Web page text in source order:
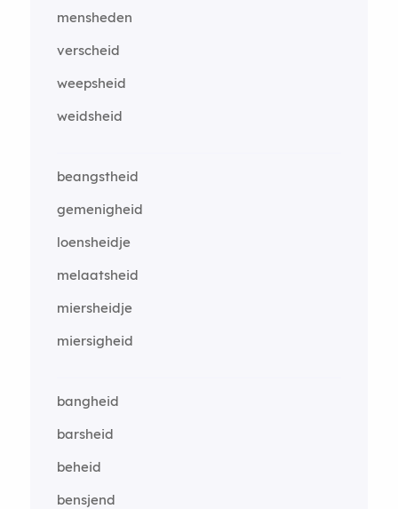
mensheden
verscheid
weepsheid
weidsheid
beangstheid
gemenigheid
loensheidje
melaatsheid
miersheidje
miersigheid
bangheid
barsheid
beheid
bensjend